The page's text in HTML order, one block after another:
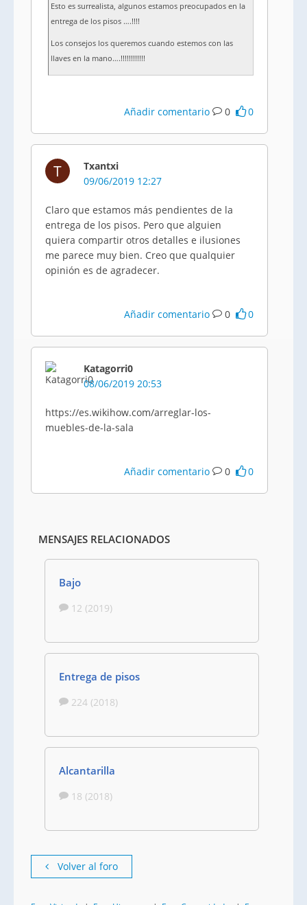
Esto es surrealista, algunos estamos preocupados en la
entrega de los pisos ….!!!!
Los consejos los queremos cuando estemos con las
llaves en la mano….!!!!!!!!!!!!
Añadir comentario 0 0
T
Txantxi
09/06/2019 12:27
Claro que estamos más pendientes de la
entrega de los pisos. Pero que alguien
quiera compartir otros detalles e ilusiones
me parece muy bien. Creo que qualquier
opinión es de agradecer.
Añadir comentario 0 0
Katagorri0
08/06/2019 20:53
https://es.wikihow.com/arreglar-los-
muebles-de-la-sala
Añadir comentario 0 0
MENSAJES RELACIONADOS
Bajo
12 (2019)
Entrega de pisos
224 (2018)
Alcantarilla
18 (2018)
Volver al foro